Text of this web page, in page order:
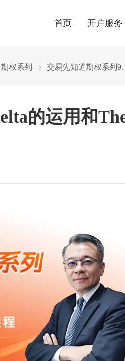
首页 开户服务
权系列 交易先知道期权系列9.
的运用和